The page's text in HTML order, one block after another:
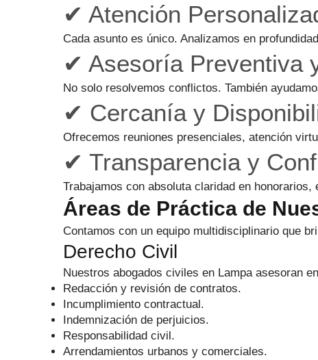
✔ Atención
Cada asunto es único. Analizamos en
✔ Asesoría Preventiva
No solo resolvemos conflictos. También
✔ Cercanía y
Ofrecemos reuniones presenciales, atención
✔ Transparencia y
Trabajamos con absoluta claridad en
Áreas de Práctica de
Contamos con un equipo multidisciplinario que
Derecho Civil
Nuestros abogados civiles en Lampa asesoran
Redacción y revisión de contratos.
Incumplimiento contractual.
Indemnización de perjuicios.
Responsabilidad civil.
Arrendamientos urbanos y comerciales.